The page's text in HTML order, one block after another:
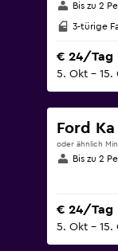
Bis zu 2
3-türige
€ 24/Tag
5. Okt – 15.
Ford Ka
oder ähnlich
Bis zu 2
€ 24/Tag
5. Okt – 15.